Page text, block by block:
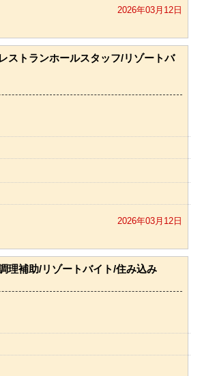
2026年03月12日
ストランホールスタッフ/リゾートバ
2026年03月12日
理補助/リゾートバイト/住み込み